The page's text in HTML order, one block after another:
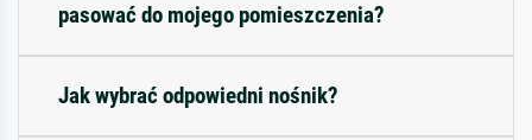
pasować do mojego pomieszczenia?
Jak wybrać odpowiedni nośnik?